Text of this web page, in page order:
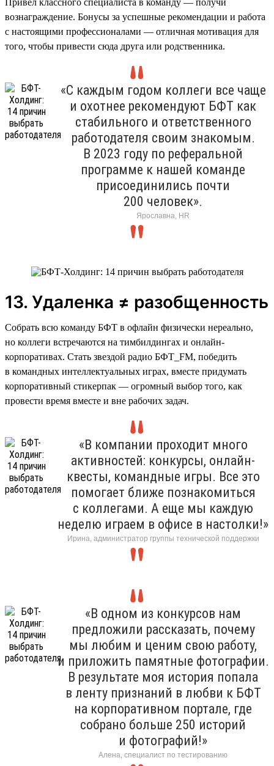
вознаграждение. Бонусы за успешные рекомендации и работа
с настоящими профессионалами — отличная мотивация для
того, чтобы привести сюда друга или родственника.
«С каждым годом коллеги все чаще
и охотнее рекомендуют БФТ как
стабильного и ответственного
работодателя своим знакомым.
В 2023 году по реферальной
программе к нашей команде
присоединились почти
200 человек».
Ярославна, HR
13. Удаленка ≠ разобщенность
Собрать всю команду БФТ в офлайн физически нереально,
но коллеги встречаются на тимбилдингах и онлайн-
корпоративах. Стать звездой радио БФТ_FM, победить
в командных интеллектуальных играх, вместе придумать
корпоративный стикерпак — огромный выбор того, как
провести время вместе и вне рабочих задач.
«В компании проходит много
активностей: конкурсы, онлайн-
квесты, командные игры. Все это
помогает ближе познакомиться
с коллегами. А еще мы каждую
неделю играем в офисе в настолки!»
Ирина, администратор группы технической поддержки
«В одном из конкурсов нам
предложили рассказать, почему
мы любим и ценим свою работу,
и приложить памятные фотографии.
В результате моя история попала
в ленту признаний в любви к БФТ
на корпоративном портале, где
собрано больше 250 историй
и фотографий!»
Алена, специалист по тестированию